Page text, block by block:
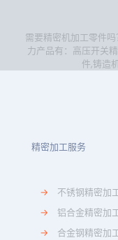
需要精密机加工零件
力产品有： 高压开关
件,铸造
精密加工服务
→
不锈钢精密加
→
铝合金精密加
→
合金钢精密加